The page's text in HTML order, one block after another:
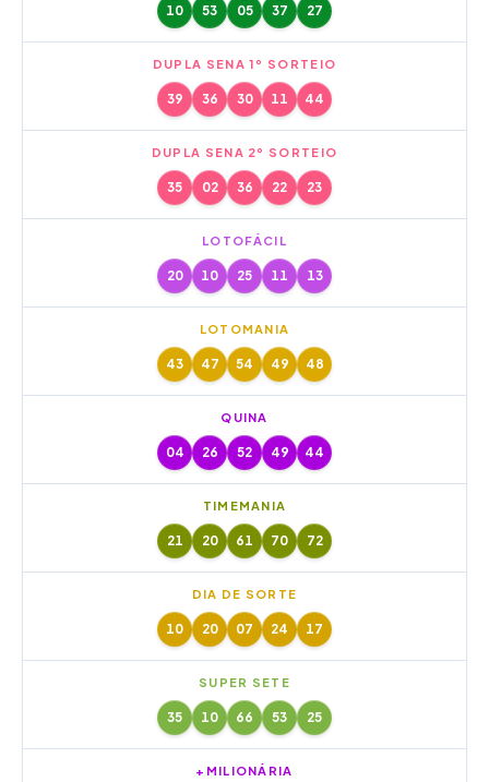
10 53 05 37 27
DUPLA SENA 1º SORTEIO
39 36 30 11 44
DUPLA SENA 2º SORTEIO
35 02 36 22 23
LOTOFÁCIL
20 10 25 11 13
LOTOMANIA
43 47 54 49 48
QUINA
04 26 52 49 44
TIMEMANIA
21 20 61 70 72
DIA DE SORTE
10 20 07 24 17
SUPER SETE
35 10 66 53 25
+MILIONÁRIA